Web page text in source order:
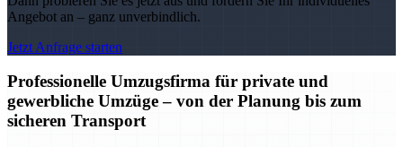
Angebot an – ganz unverbindlich.
Jetzt Anfrage starten
Professionelle Umzugsfirma für private und
gewerbliche Umzüge – von der Planung bis zum
sicheren Transport